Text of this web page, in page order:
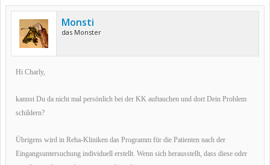
Monsti
das Monster
Hi Charly,
kannst Du da nicht mal persönlich bei der KK auftauchen und dort Dein Problem
schildern?
Übrigens wird in Reha-Kliniken das Programm für die Patienten nach der
Eingangsuntersuchung individuell erstellt. Wenn sich herausstellt, dass diese oder